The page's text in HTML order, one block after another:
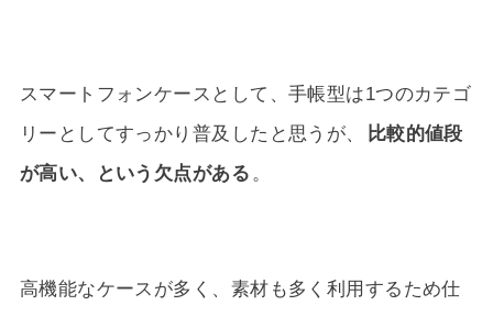
スマートフォンケースとして、手帳型は1つのカテゴ
リーとしてすっかり普及したと思うが、
比較的値段
が高い、という欠点がある 。
高機能なケースが多く、素材も多く利用するため仕